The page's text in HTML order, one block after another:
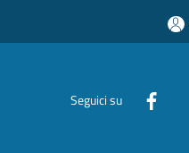
Seguici su